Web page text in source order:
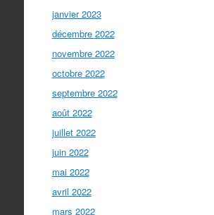
janvier 2023
décembre 2022
novembre 2022
octobre 2022
septembre 2022
août 2022
juillet 2022
juin 2022
mai 2022
avril 2022
mars 2022